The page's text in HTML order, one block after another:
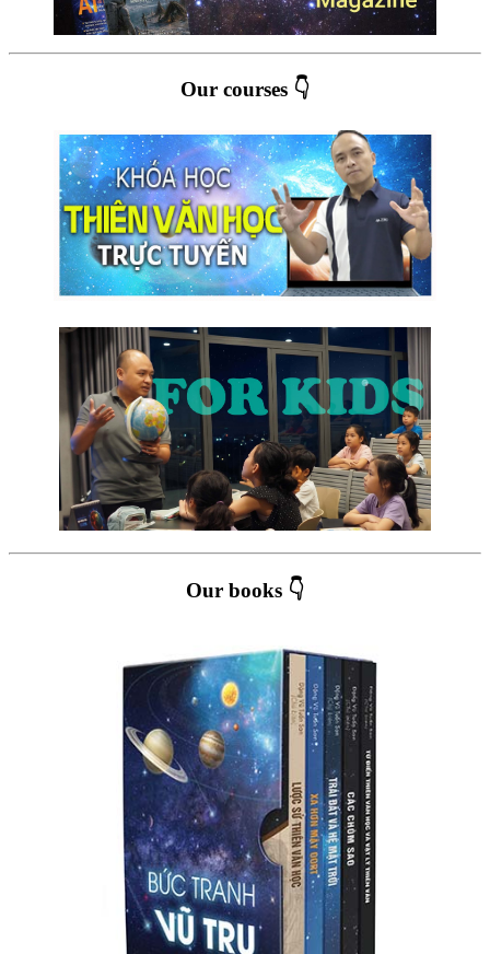
Our courses 👇
Our books 👇